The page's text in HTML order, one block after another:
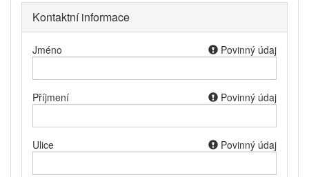
Kontaktní informace
Jméno Povinný údaj
Příjmení Povinný údaj
Ulice Povinný údaj